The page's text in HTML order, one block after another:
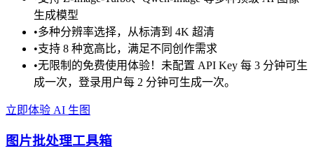
生成模型
•多种分辨率选择，从标清到 4K 超清
•支持 8 种宽高比，满足不同创作需求
•无限制的免费使用体验！未配置 API Key 每 3 分钟可生
成一次，登录用户每 2 分钟可生成一次。
立即体验 AI 生图
图片批处理工具箱